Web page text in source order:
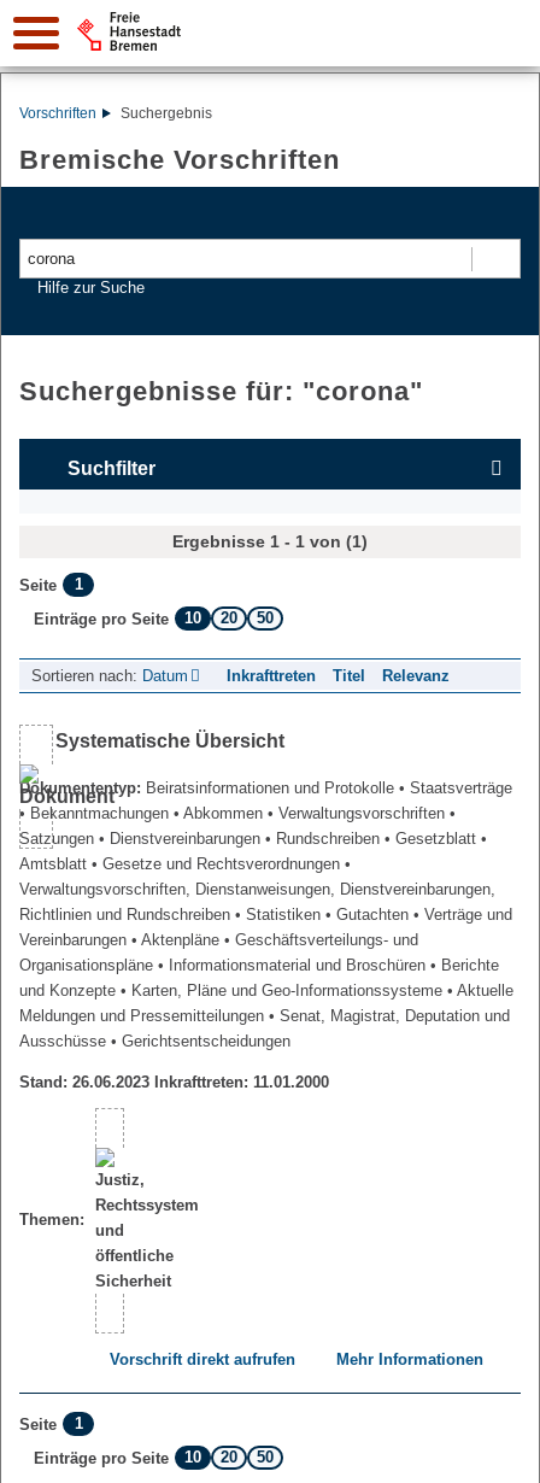
Vorschriften Suchergebnis
Bremische Vorschriften
Hilfe zur Suche
Suchergebnisse für: "corona"
Suchfilter
Ergebnisse 1 - 1 von (1)
Seite
1
Einträge pro Seite
10 20 50
Sortieren nach: Datum Inkrafttreten Titel Relevanz
Systematische Übersicht
Dokumententyp: Beiratsinformationen und Protokolle • Staatsverträge
• Bekanntmachungen • Abkommen • Verwaltungsvorschriften •
Satzungen • Dienstvereinbarungen • Rundschreiben • Gesetzblatt •
Amtsblatt • Gesetze und Rechtsverordnungen •
Verwaltungsvorschriften, Dienstanweisungen, Dienstvereinbarungen,
Richtlinien und Rundschreiben • Statistiken • Gutachten • Verträge und
Vereinbarungen • Aktenpläne • Geschäftsverteilungs- und
Organisationspläne • Informationsmaterial und Broschüren • Berichte
und Konzepte • Karten, Pläne und Geo-Informationssysteme • Aktuelle
Meldungen und Pressemitteilungen • Senat, Magistrat, Deputation und
Ausschüsse • Gerichtsentscheidungen
Stand: 26.06.2023 Inkrafttreten: 11.01.2000
Themen:
Vorschrift direkt aufrufen Mehr Informationen
Seite
1
Einträge pro Seite
10 20 50